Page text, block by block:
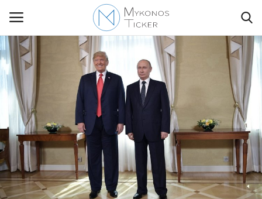
Contact Us
Politique
Business
Travel